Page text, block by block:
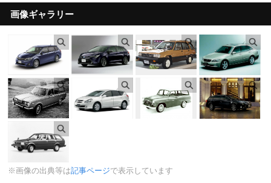
画像ギャラリー
※画像の出典等は記事ページで表示しています